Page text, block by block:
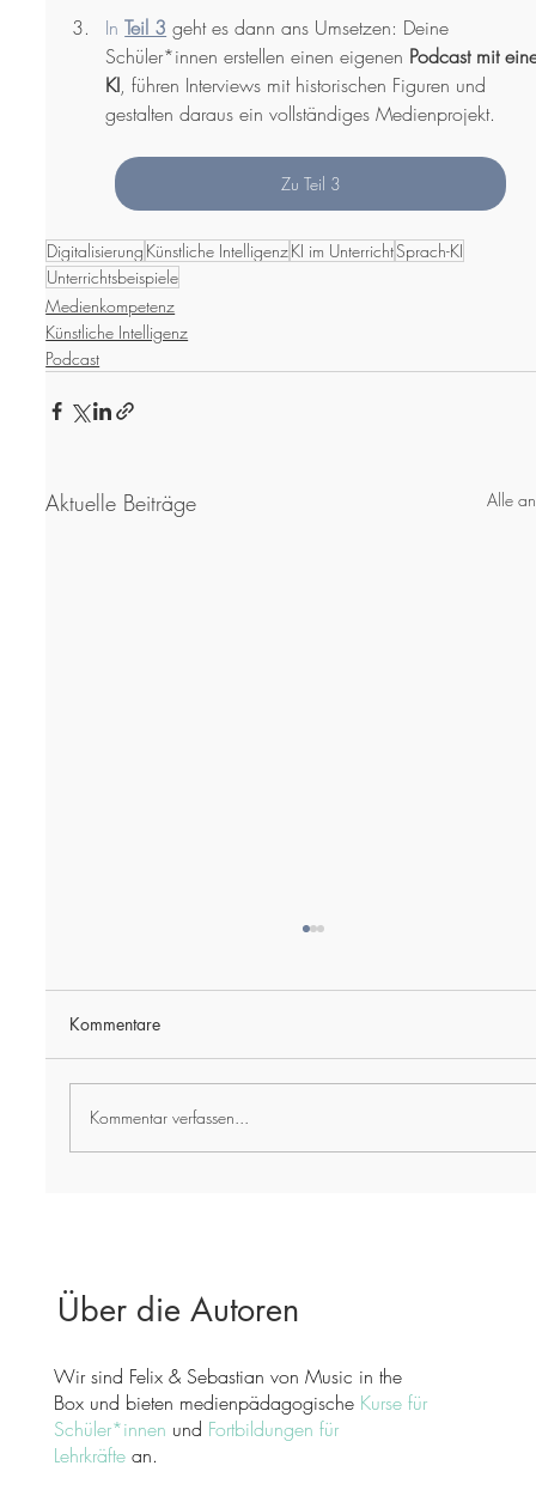
In Teil 3 geht es dann ans Umsetzen: Deine
Schüler*innen erstellen einen eigenen Podcast mit
KI, führen Interviews mit historischen Figuren und
gestalten daraus ein vollständiges Medienprojekt.
Zu Teil 3
Digitalisierung Künstliche IntelligenzKI im UnterrichtSprach-KI
Unterrichtsbeispiele
Medienkompetenz
Künstliche Intelligenz
Podcast
Aktuelle Beiträge Alle
Kommentare
Kommentar verfassen...
Über die Autoren
Wir sind Felix & Sebastian von Music in the
Box und bieten medienpädagogische Kurse für
Schüler*innen und Fortbildungen für
Lehrkräftean.